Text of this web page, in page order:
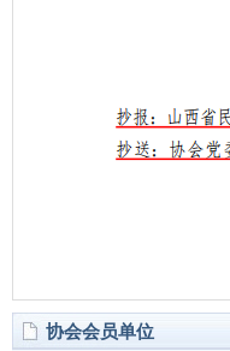
协会会员单位